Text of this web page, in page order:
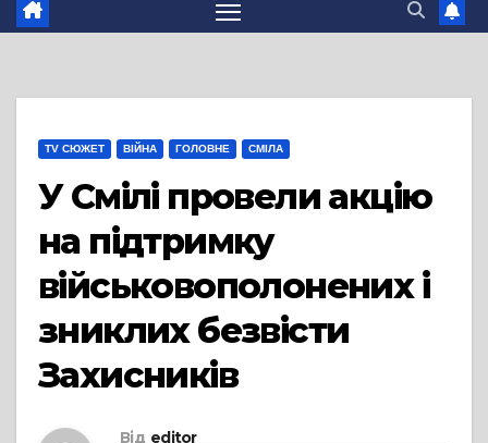
TV СЮЖЕТ ВІЙНА ГОЛОВНЕ СМІЛА
У Смілі провели акцію
на підтримку
військовополонених і
зниклих безвісти
Захисників
Від editor